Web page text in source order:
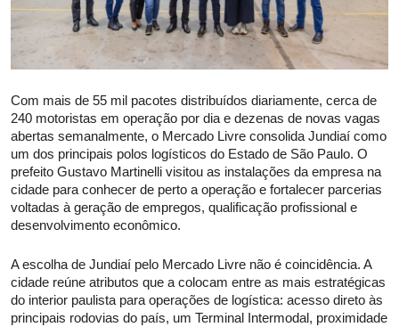
Com mais de 55 mil pacotes distribuídos diariamente, cerca de
240 motoristas em operação por dia e dezenas de novas vagas
abertas semanalmente, o Mercado Livre consolida Jundiaí como
um dos principais polos logísticos do Estado de São Paulo. O
prefeito Gustavo Martinelli visitou as instalações da empresa na
cidade para conhecer de perto a operação e fortalecer parcerias
voltadas à geração de empregos, qualificação profissional e
desenvolvimento econômico.
A escolha de Jundiaí pelo Mercado Livre não é coincidência. A
cidade reúne atributos que a colocam entre as mais estratégicas
do interior paulista para operações de logística: acesso direto às
principais rodovias do país, um Terminal Intermodal, proximidade